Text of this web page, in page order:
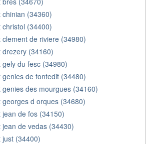
(34360)
(34400)
de riviere (34980)
drezery (34160)
du fesc (34980)
de fontedit (34480)
des mourgues (34160)
d orques (34680)
de fos (34150)
de vedas (34430)
just (34400)